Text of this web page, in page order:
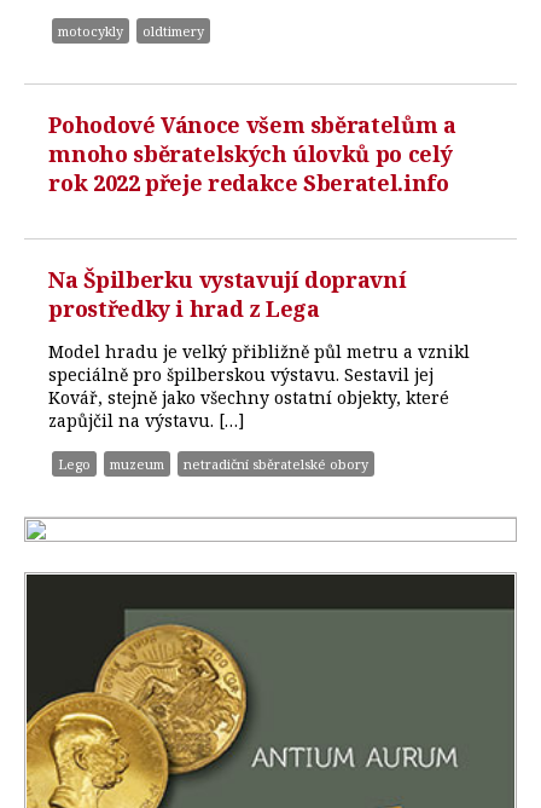
motocykly oldtimery
Pohodové Vánoce všem sběratelům a
mnoho sběratelských úlovků po celý
rok 2022 přeje redakce Sberatel.info
Na Špilberku vystavují dopravní
prostředky i hrad z Lega
Model hradu je velký přibližně půl metru a vznikl
speciálně pro špilberskou výstavu. Sestavil jej
Kovář, stejně jako všechny ostatní objekty, které
zapůjčil na výstavu. […]
Lego muzeum netradiční sběratelské obory